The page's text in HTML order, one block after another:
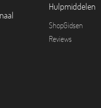
Hulpmiddelen
ShopGidsen
Reviews